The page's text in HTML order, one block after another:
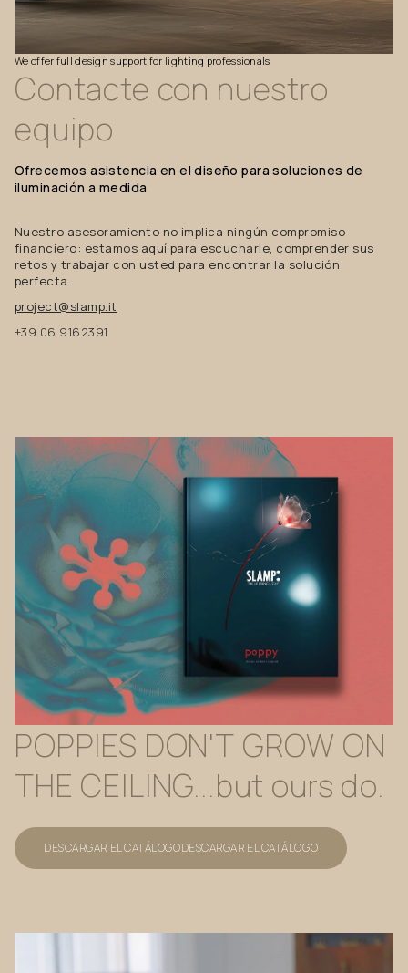
We offer full design support for lighting professionals
Contacte con nuestro
equipo
Ofrecemos asistencia en el diseño para soluciones de
iluminación a medida
Nuestro asesoramiento no implica ningún compromiso
financiero: estamos aquí para escucharle, comprender sus
retos y trabajar con usted para encontrar la solución
perfecta.
project@slamp.it
+39 06 9162391
POPPIES DON'T GROW ON
THE CEILING...but ours do.
DESCARGAR EL CATÁLOGODESCARGAR EL CATÁLOGO